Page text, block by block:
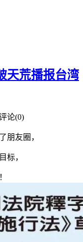
天荒播报台湾
论(0)
朋友圈，
标，